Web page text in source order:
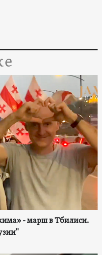
- марш в Тбилиси.